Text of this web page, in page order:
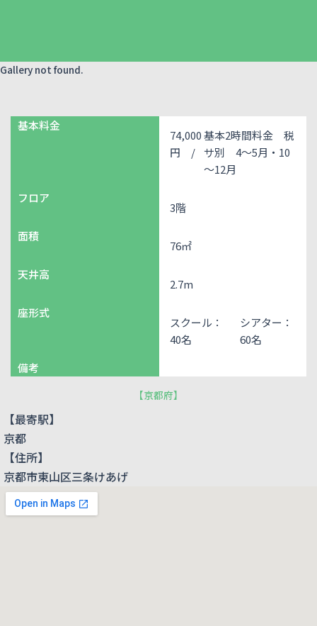
Gallery not found.
基本料金
74,000
円 /
基本2時間料金 税
サ別 4～5月・10
～12月
フロア
3階
面積
76㎡
天井高
2.7m
座形式
スクール：
40名
シアター：
60名
備考
【京都府】
【最寄駅】
京都
【住所】
京都市東山区三条けあげ